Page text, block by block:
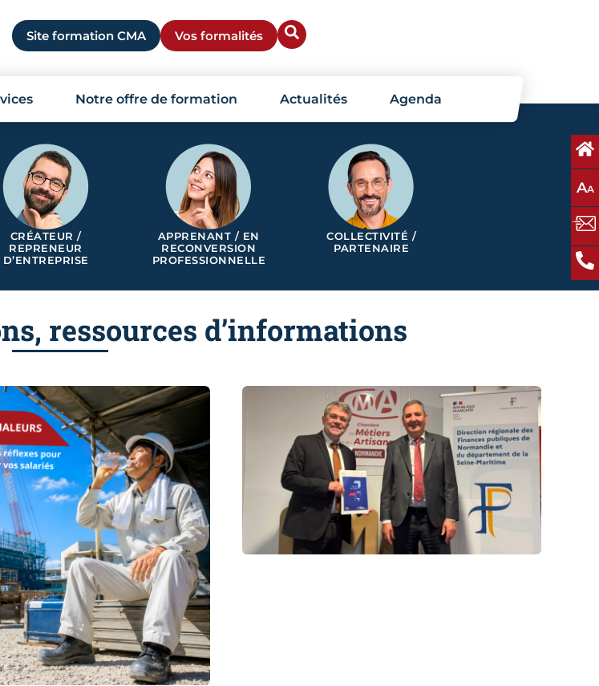
Site formation CMA Vos formalités
Notre offre de formation Actualités Agenda
AA
CRÉATEUR /
REPRENEUR
D’ENTREPRISE
APPRENANT / EN
RECONVERSION
PROFESSIONNELLE
COLLECTIVITÉ /
PARTENAIRE
ressources d’informations